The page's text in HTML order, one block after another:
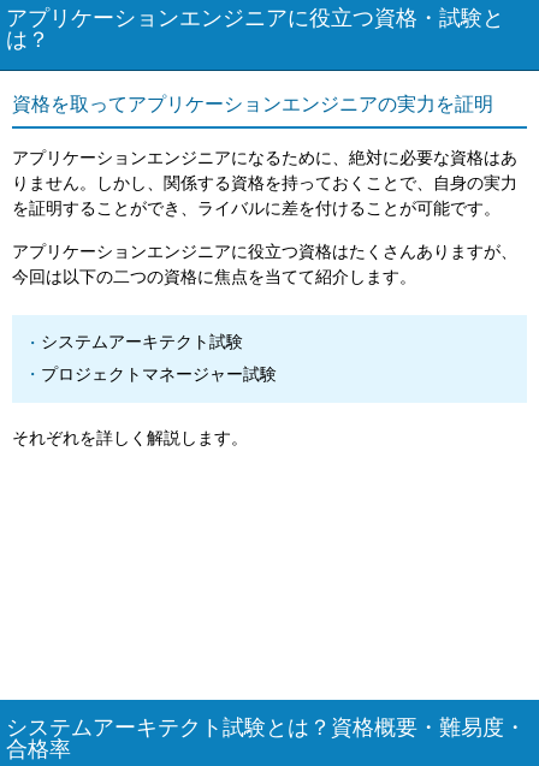
アプリケーションエンジニアに役立つ資格・試験と
は？
資格を取ってアプリケーションエンジニアの実力を証明
アプリケーションエンジニアになるために、絶対に必要な資格はあ
りません。しかし、関係する資格を持っておくことで、自身の実力
を証明することができ、ライバルに差を付けることが可能です。
アプリケーションエンジニアに役立つ資格はたくさんありますが、
今回は以下の二つの資格に焦点を当てて紹介します。
システムアーキテクト試験
プロジェクトマネージャー試験
それぞれを詳しく解説します。
システムアーキテクト試験とは？資格概要・難易度・
合格率